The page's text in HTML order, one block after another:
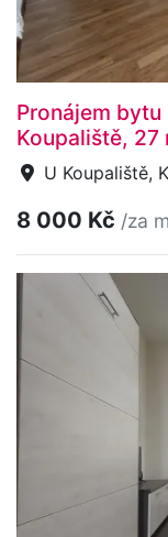
Pronájem
Koupaliště, 27
U Koupaliště,
8 000 Kč /za